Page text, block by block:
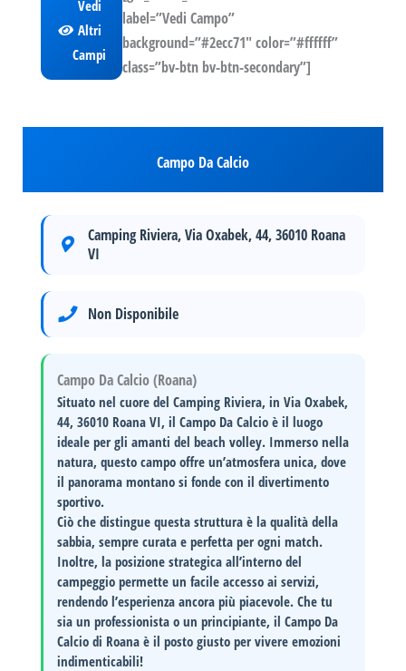
Vedi
Altri
Campi
label=”Vedi Campo”
background=”#2ecc71″ color=”#ffffff”
class=”bv-btn bv-btn-secondary”]
Campo Da Calcio
Camping Riviera, Via Oxabek, 44, 36010 Roana
VI
Non Disponibile
Campo Da Calcio (Roana)
Situato nel cuore delCamping Riviera, inVia Oxabek,
44, 36010 Roana VI, il Campo Da Calcio è il luogo
ideale per gli amanti del beach volley. Immerso nella
natura, questo campo offre un’atmosfera unica, dove
ilpanorama montano si fonde con il divertimento
sportivo.
Ciò che distingue questa struttura è laqualità della
sabbia, sempre curata e perfetta per ogni match.
Inoltre, la posizione strategica all’interno del
campeggio permette un facile accesso ai servizi,
rendendo l’esperienza ancora più piacevole. Che tu
sia un professionista o un principiante, il Campo Da
Calcio di Roana è il posto giusto per vivere emozioni
indimenticabili!